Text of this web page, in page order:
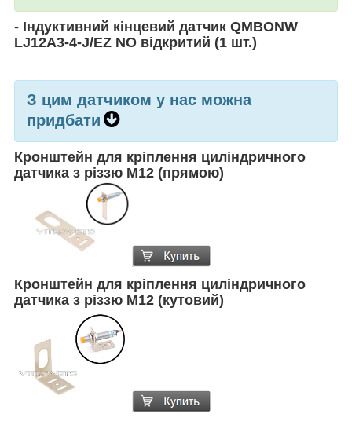
- Індуктивний кінцевий датчик QMBONW
LJ12A3-4-J/EZ NO відкритий (1 шт.)
З цим датчиком у нас можна
придбати
Кронштейн для кріплення циліндричного
датчика з різзю М12 (прямою)
Кронштейн для кріплення циліндричного
датчика з різзю М12 (кутовий)